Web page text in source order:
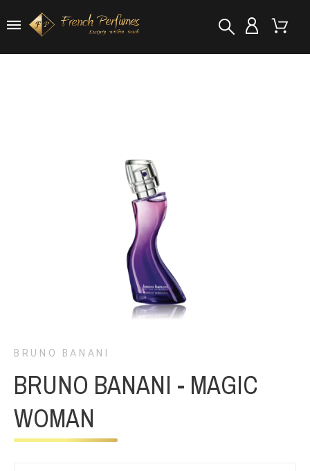
BRUNO BANANI
BRUNO BANANI - MAGIC
WOMAN